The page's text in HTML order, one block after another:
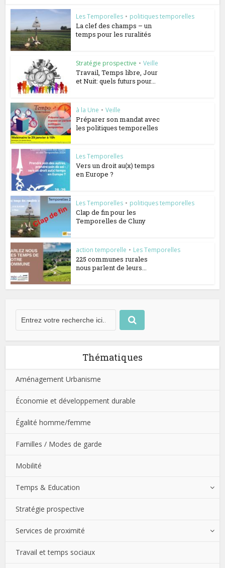
Les Temporelles • politiques temporelles
La clef des champs – un
temps pour les ruralités
Stratégie prospective • Veille
Travail, Temps libre, Jour
et Nuit: quels futurs pour...
à la Une • Veille
Préparer son mandat avec
les politiques temporelles
Les Temporelles
Vers un droit au(x) temps
en Europe ?
Les Temporelles • politiques temporelles
Clap de fin pour les
Temporelles de Cluny
action temporelle • Les Temporelles
225 communes rurales
nous parlent de leurs...
Thématiques
Aménagement Urbanisme
Économie et développement durable
Égalité homme/femme
Familles / Modes de garde
Mobilité
Temps & Education
Stratégie prospective
Services de proximité
Travail et temps sociaux